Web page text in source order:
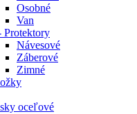
Osobné
Van
Protektory
Návesové
Záberové
Zimné
oceľové